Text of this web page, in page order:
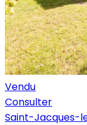
Vendu
Consulter
Saint-Jacques-